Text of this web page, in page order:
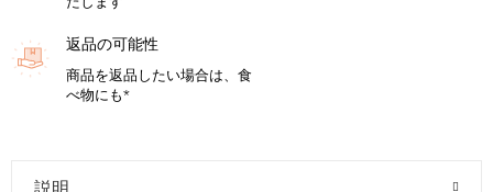
返品の可能性
商品を返品したい場合は、食
べ物にも*